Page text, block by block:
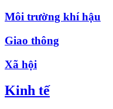
Môi trường khí hậu
Giao thông
Xã hội
Kinh tế